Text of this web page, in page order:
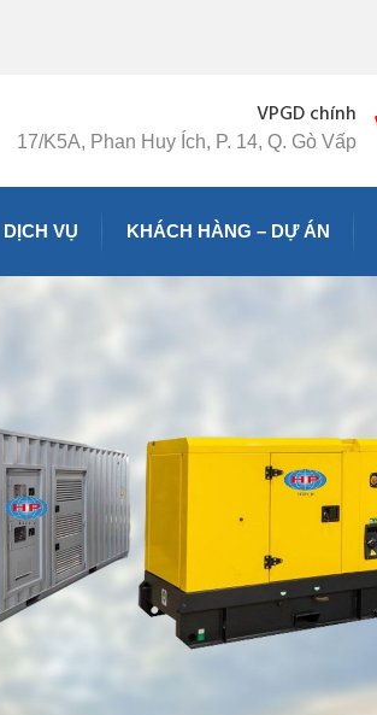
VPGD chính
17/K5A, Phan Huy Ích, P. 14, Q. Gò Vấp
DỊCH VỤ KHÁCH HÀNG – DỰ ÁN